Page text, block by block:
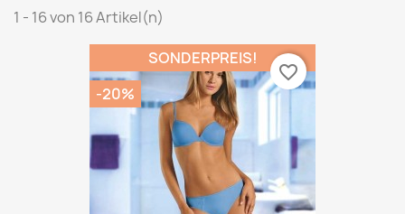
1 - 16 von 16 Artikel(n)
SONDERPREIS!
-20%
favorite_border